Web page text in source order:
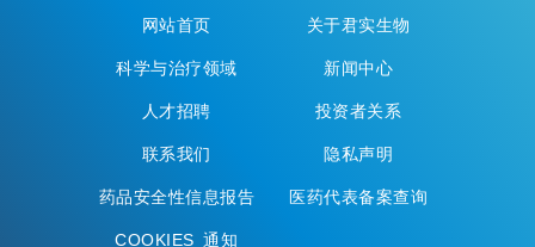
网站首页
关于君实生物
科学与治疗领域
新闻中心
人才招聘
投资者关系
联系我们
隐私声明
药品安全性信息报告
医药代表备案查询
COOKIES 通知